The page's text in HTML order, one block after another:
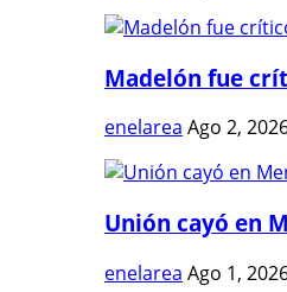
Madelón fue
enelarea Ago 2,
Unión cayó en
enelarea Ago 1,